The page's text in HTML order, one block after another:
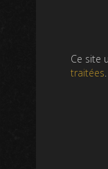
Ce site
traitées.